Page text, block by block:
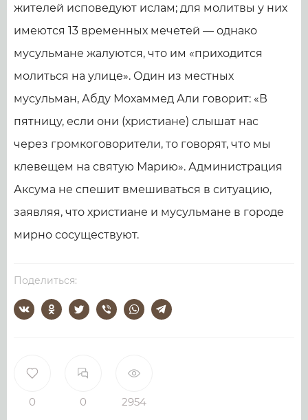
0 0 2954
жителей исповедуют ислам; для молитвы у них
имеются 13 временных мечетей — однако
мусульмане жалуются, что им «приходится
молиться на улице». Один из местных
мусульман, Абду Мохаммед Али говорит: «В
пятницу, если они (христиане) слышат нас
через громкоговорители, то говорят, что мы
клевещем на святую Марию». Администрация
Аксума не спешит вмешиваться в ситуацию,
заявляя, что христиане и мусульмане в городе
мирно сосуществуют.
Поделиться: